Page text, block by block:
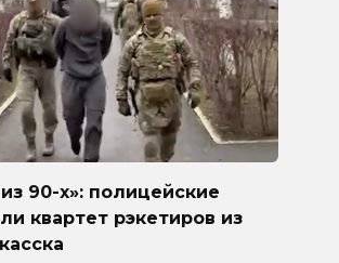
90-х»: полицейские
квартет рэкетиров из